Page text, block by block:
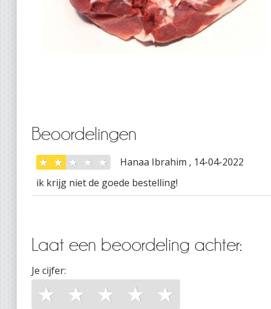
Beoordelingen
★ ★ ★ ★ ★
Hanaa Ibrahim , 14-04-2022
ik krijg niet de goede bestelling!
Laat een beoordeling achter:
Je cijfer:
★ ★ ★ ★ ★